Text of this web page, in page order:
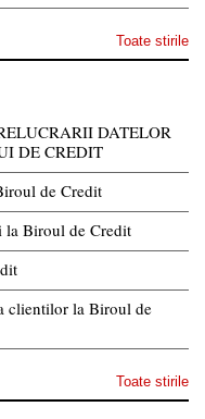
Toate stirile
DATELOR
DE CREDIT
de Credit
la Biroul de Credit
clientilor la Biroul de
Toate stirile